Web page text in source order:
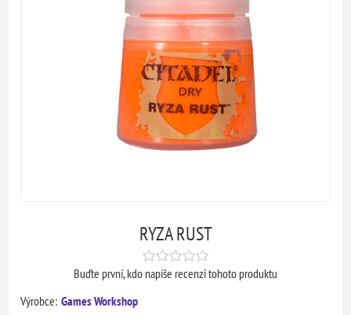
RYZA RUST
Buďte první, kdo napíše recenzi tohoto produktu
Výrobce: Games Workshop